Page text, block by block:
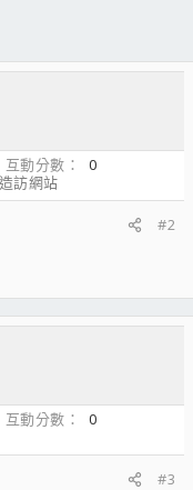
互動分數
0
造訪網站
#2
互動分數
0
#3